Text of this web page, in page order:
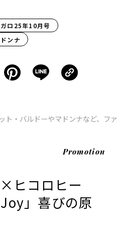
ロ25年10月号
ンナ
ト・バルドーやマドンナなど、フ
Promotion
ヒコロヒー
」喜びの原